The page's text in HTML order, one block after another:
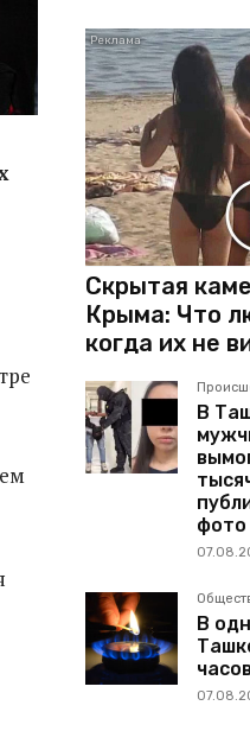
Скрытая
Крыма: Что
когда их не
В
фото
В